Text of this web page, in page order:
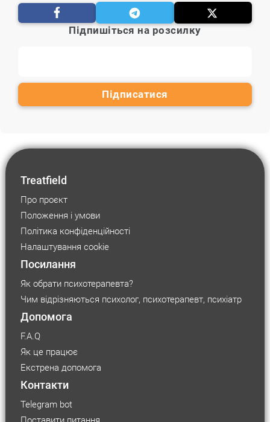
Підпишіться на розсилку
Treatfield
Про проєкт
Положення і умови
Політика конфіденційності
Налаштування cookie
Посилання
Як обрати психотерапевта?
Чим відрізняються психолог, психотерапевт, психіатр
Допомога
F.A.Q
Як це працює
Екстрена допомога
Контакти
Telegram bot